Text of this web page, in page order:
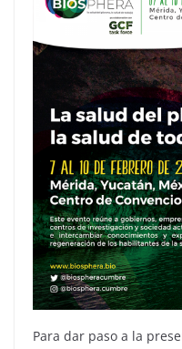
Para dar paso a la